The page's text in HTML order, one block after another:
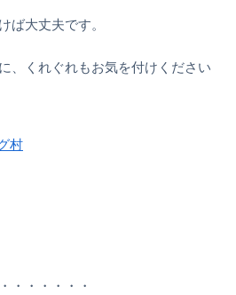
ば大丈夫です。
、くれぐれもお気を付けください
村
・・・・・・